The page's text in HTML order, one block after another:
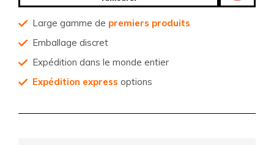
Large gamme de premiers produits
Emballage discret
Expédition dans le monde entier
Expédition express options